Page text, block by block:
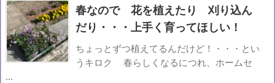
春なので 花を植えたり 刈り込ん
だり・・・上手く育ってほしい！
ちょっとずつ植えてるんだけど！・・・とい
うキロク 春らしくなるにつれ、ホームセ
...